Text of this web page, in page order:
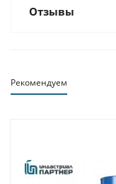
Отзывы
Рекомендуем